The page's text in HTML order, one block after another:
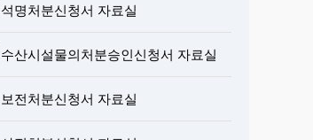
석명처분신청서 자료실
수산시설물의처분승인신청서 자료실
보전처분신청서 자료실